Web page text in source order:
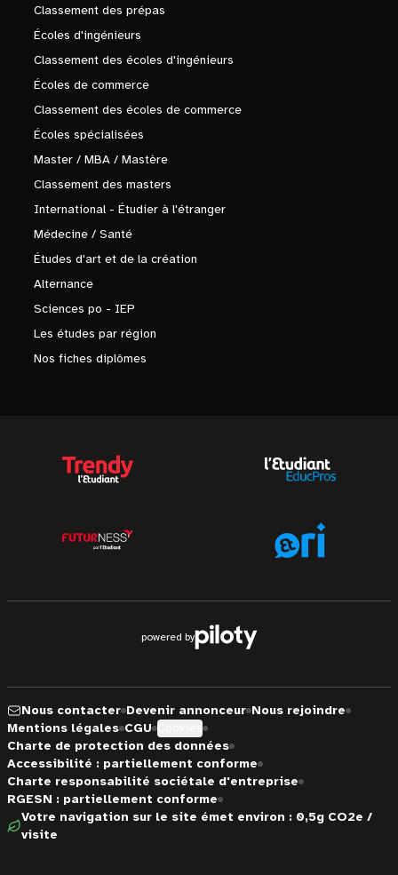
Classement des prépas
Écoles d'ingénieurs
Classement des écoles d'ingénieurs
Écoles de commerce
Classement des écoles de commerce
Écoles spécialisées
Master / MBA / Mastère
Classement des masters
International - Étudier à l'étranger
Médecine / Santé
Études d'art et de la création
Alternance
Sciences po - IEP
Les études par région
Nos fiches diplômes
powered by
Nous contacter Devenir annonceur Nous rejoindre
Mentions légales CGU
Charte de protection des données
Accessibilité : partiellement conforme
Charte responsabilité sociétale d'entreprise
RGESN : partiellement conforme
Votre navigation sur le site émet environ : 0,5g CO2e /
visite